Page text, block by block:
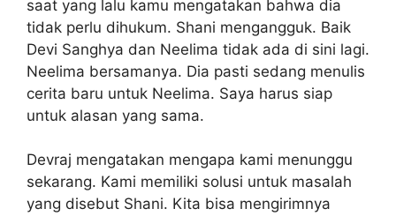
saat yang lalu kamu mengatakan bahwa dia
tidak perlu dihukum. Shani mengangguk. Baik
Devi Sanghya dan Neelima tidak ada di sini lagi.
Neelima bersamanya. Dia pasti sedang menulis
cerita baru untuk Neelima. Saya harus siap
untuk alasan yang sama.
Devraj mengatakan mengapa kami menunggu
sekarang. Kami memiliki solusi untuk masalah
yang disebut Shani. Kita bisa mengirimnya